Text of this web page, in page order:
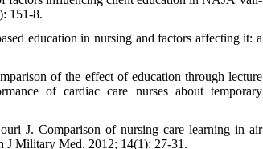
151-8.
education in nursing and factors affecting it: a
of the effect of education through lecture
of cardiac care nurses about temporary
J. Comparison of nursing care learning in air
J Military Med. 2012; 14(1): 27-31.